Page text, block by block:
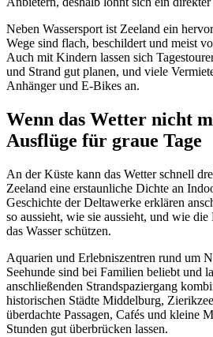
Neben Wassersport ist Zeeland ein
Wege sind flach, beschildert und meist
Auch mit Kindern lassen sich
und Strand gut planen, und viele
Anhänger und E-Bikes an.
Wenn das Wetter nicht
Ausflüge für graue Tage
An der Küste kann das Wetter schnell
Zeeland eine erstaunliche Dichte an
Geschichte der Deltawerke erklären
so aussieht, wie sie aussieht, und wie
das Wasser schützen.
Aquarien und Erlebniszentren rund um
Seehunde sind bei Familien beliebt und
anschließenden Strandspaziergang
historischen Städte Middelburg,
überdachte Passagen, Cafés und kleine
Stunden gut überbrücken lassen.